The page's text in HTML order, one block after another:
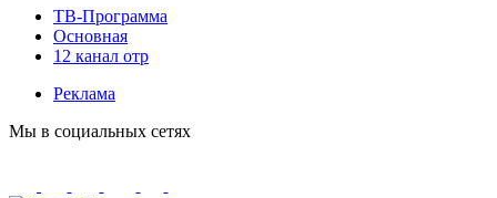
ТВ-Программа
Основная
12 канал отр
Реклама
Мы в социальных сетях